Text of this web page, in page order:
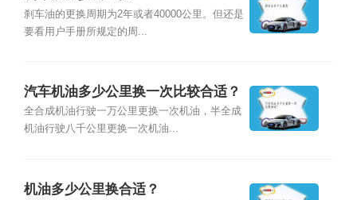
刹车油的更换周期为2年或者40000公里。但还是
要看用户手册所规定的周...
汽车机油多少公里换一次比较合适？
全合成机油行驶一万公里更换一次机油，半全成
机油行驶八千公里更换一次机油...
机油多少公里换合适？